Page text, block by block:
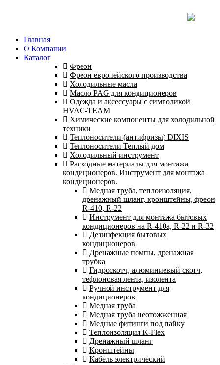
Главная
О Компании
Каталог
Фреон
Фреон европейского производства
Холодильные масла
Масло PAG для кондиционеров
Одежда и аксессуары с символикой
HVAC-TEAM
Химические компоненты для холодильной
техники
Теплоносители (антифризы) DIXIS
Теплоносители Теплый дом
Холодильный инструмент
Расходные материалы для монтажа
кондиционеров. Инструмент для монтажа
кондиционеров.
Медная труба, теплоизоляция,
дренажный шланг, кронштейны, фреон
R-410, R-22
Инструмент для монтажа бытовых
кондиционеров на R-410а, R-22 и R-32
Дезинфекция бытовых
кондиционеров
Дренажные помпы, дренажная
трубка
Гидроскотч, алюминиевый скотч,
тефлоновая лента, изолента
Ручной инструмент для
кондиционеров
Медная труба
Медная труба неотожженная
Медные фитинги под пайку
Теплоизоляция K-Flex
Дренажный шланг
Кронштейны
Кабель электрический